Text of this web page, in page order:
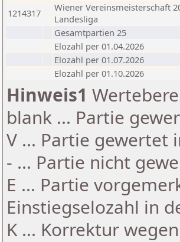
1214317
Wiener Vereinsmeisterschaft
Landesliga
Gesamtpartien 25
Elozahl per 01.04.2026
Elozahl per 01.07.2026
Elozahl per 01.10.2026
Hinweis1
blank ... Partie
V ... Partie gewertet
- ... Partie nicht
E ... Partie
Einstiegselozahl in
K ... Korrektur